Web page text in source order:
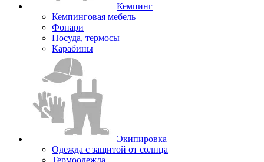
Кемпинг
Кемпинговая мебель
Фонари
Посуда, термосы
Карабины
Экипировка
Одежда с защитой от солнца
Термоодежда